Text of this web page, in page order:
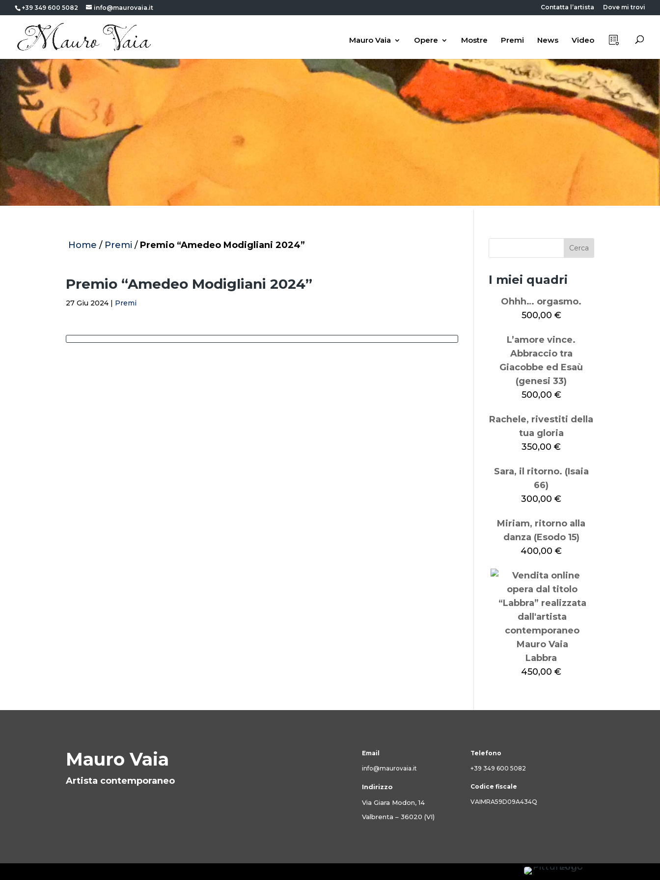
+39 349 600 5082 info@maurovaia.it Contatta l’artista Dove mi trovi
Mauro Vaia Opere Mostre Premi News Video
Home / Premi / Premio “Amedeo Modigliani 2024”
Premio “Amedeo Modigliani 2024”
27 Giu 2024 | Premi
I miei quadri
Ohhh… orgasmo.
500,00 €
L’amore vince.
Abbraccio tra
Giacobbe ed Esaù
(genesi 33)
500,00 €
Rachele, rivestiti della
tua gloria
350,00€
Sara, il ritorno. (Isaia
66)
300,00€
Miriam, ritorno alla
danza (Esodo 15)
400,00€
Labbra
450,00€
Mauro Vaia
Artista contemporaneo
Email
info@maurovaia.it
Indirizzo
Via Giara Modon, 14
Valbrenta – 36020 (VI)
Telefono
+39 349 600 5082
Codice fiscale
VAIMRA59D09A434Q